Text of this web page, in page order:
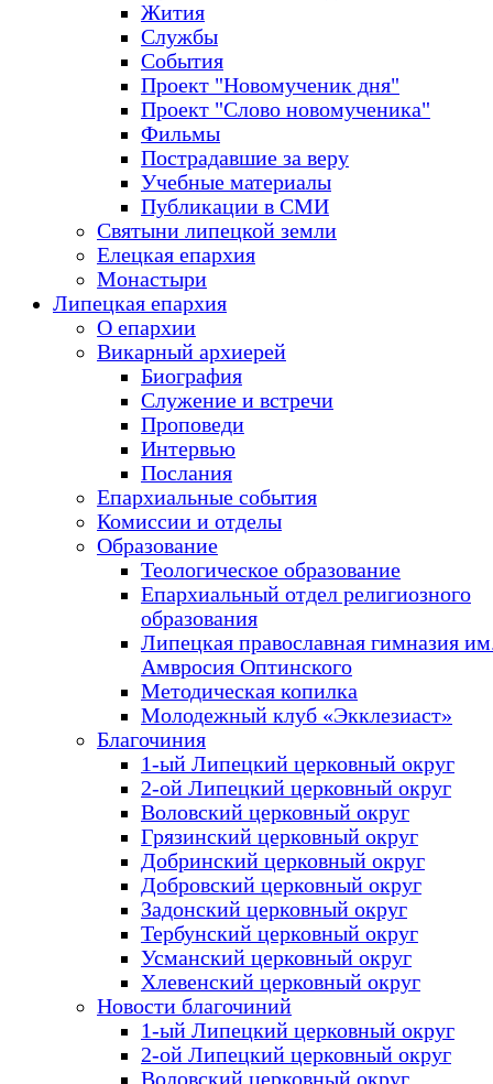
Жития
Службы
События
Проект "Новомученик дня"
Проект "Слово новомученика"
Фильмы
Пострадавшие за веру
Учебные материалы
Публикации в СМИ
Святыни липецкой земли
Елецкая епархия
Монастыри
Липецкая епархия
О епархии
Викарный архиерей
Биография
Служение и встречи
Проповеди
Интервью
Послания
Епархиальные события
Комиссии и отделы
Образование
Теологическое образование
Епархиальный отдел религиозного
образования
Липецкая православная гимназия
Амвросия Оптинского
Методическая копилка
Молодежный клуб «Экклезиаст»
Благочиния
1-ый Липецкий церковный округ
2-ой Липецкий церковный округ
Воловский церковный округ
Грязинский церковный округ
Добринский церковный округ
Добровский церковный округ
Задонский церковный округ
Тербунский церковный округ
Усманский церковный округ
Хлевенский церковный округ
Новости благочиний
1-ый Липецкий церковный округ
2-ой Липецкий церковный округ
Воловский церковный округ